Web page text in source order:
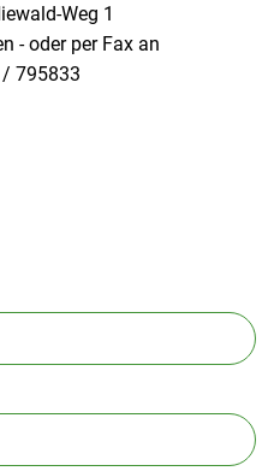
Weg 1
- oder per Fax an
795833